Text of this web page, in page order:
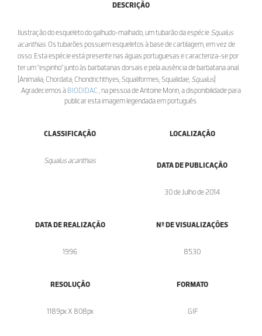
DESCRIÇÃO
Ilustração do esqueleto do galhudo-malhado, um tubarão da espécie Squalus
acanthias. Os tubarões possuem esqueletos à base de cartilagem, em vez de
osso. Esta espécie está presente nas águas portuguesas e caracteriza-se por
ter um "espinho" junto às barbatanas dorsais e pela ausência de barbatana anal.
[Animalia; Chordata; Chondrichthyes; Squaliformes; Squalidae; Squalus]
Agradecemos à BIODIDAC , na pessoa de Antoine Morin, a disponibilidade para
publicar esta imagem legendada em português.
CLASSIFICAÇÃO
Squalus acanthias
LOCALIZAÇÃO
DATA DE PUBLICAÇÃO
30 de Julho de 2014
DATA DE REALIZAÇÃO
1996
Nº DE VISUALIZAÇÕES
8530
RESOLUÇÃO
1189px X 808px
FORMATO
.GIF